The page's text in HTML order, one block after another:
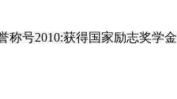
称号2010:获得国家励志奖学金